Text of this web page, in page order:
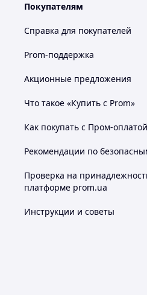
Покупателям
Справка для покупателей
Prom-поддержка
Акционные предложения
Что такое «Купить с Prom»
Как покупать с Пром-оплатой
Рекомендации по
Проверка на
платформе prom.ua
Инструкции и советы